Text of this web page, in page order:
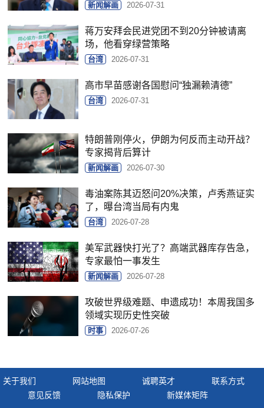
新闻解画 2026-07-31
蒋万安拜会民进党团不到20分钟被请离
场，他看穿绿营策略
台湾 2026-07-31
高市早苗感谢各国慰问“独漏赖清德”
台湾 2026-07-31
特朗普刚停火，伊朗为何反而主动开战？
专家揭背后算计
新闻解画 2026-07-30
毒油案陈其迈怒问20%决策，卢秀燕证实
了，曝台湾当局有内鬼
台湾 2026-07-28
美军武器快打光了？高端武器库存告急，
专家最怕一事发生
新闻解画 2026-07-28
攻破世界级难题、申遗成功！本周我国多
领域实现历史性突破
时事 2026-07-26
关于我们 网站地图 诚聘英才
联系方式
意见反馈
隐私保护 新媒体矩阵